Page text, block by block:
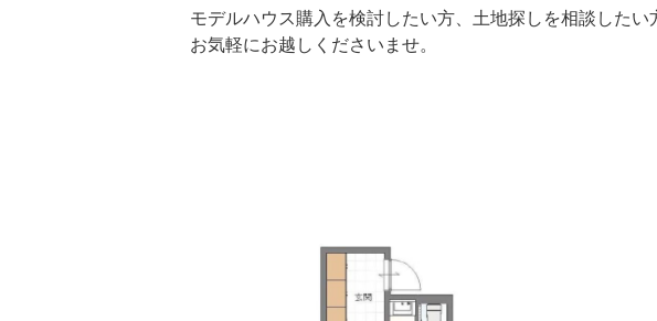
モデルハウス購入を検討したい方、土地探しを相談したい
お気軽にお越しくださいませ。